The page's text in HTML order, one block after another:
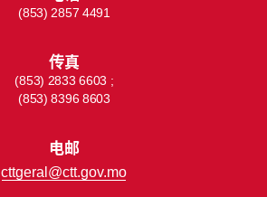
(853) 2857 4491
传真
(853) 2833 6603 ;
(853) 8396 8603
电邮
cttgeral@ctt.gov.mo